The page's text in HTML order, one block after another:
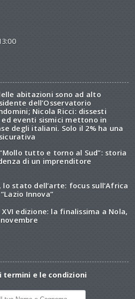
abitazioni sono ad alto
dell’Osservatorio
Nicola Ricci: dissesti
eventi sismici mettono in
degli italiani. Solo il 2% ha una
tutto e torno al Sud”: storia
di un imprenditore
stato dell’arte: focus sull’Africa
Innova”
XVI edizione: la finalissima a Nola,
e le condizioni